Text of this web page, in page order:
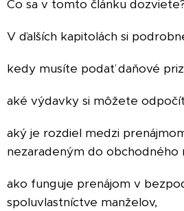
Čo sa v tomto článku
V ďalších kapitolách si
kedy musíte podať daňové
aké výdavky si môžete
aký je rozdiel medzi
nezaradeným do obchodného
ako funguje prenájom v
spoluvlastníctve manželov,